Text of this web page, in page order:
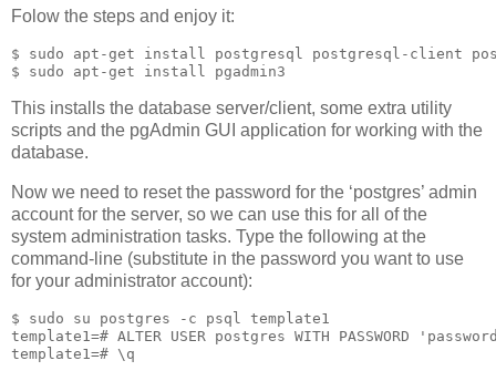
Folow the steps and enjoy it:
$ sudo apt-get install postgresql postgresql-client
$ sudo apt-get install pgadmin3
This installs the database server/client, some extra utility
scripts and the pgAdmin GUI application for working with the
database.
Now we need to reset the password for the ‘postgres’ admin
account for the server, so we can use this for all of the
system administration tasks. Type the following at the
command-line (substitute in the password you want to use
for your administrator account):
$ sudo su postgres -c psql template1
template1=# ALTER USER postgres WITH PASSWORD
template1=# \q